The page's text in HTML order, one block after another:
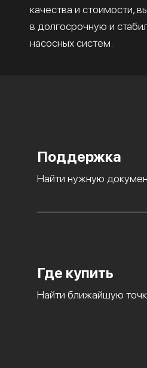
качества и стоимости,
в долгосрочную и
насосных систем.
Поддержка
Найти нужную
Где купить
Найти ближайшую